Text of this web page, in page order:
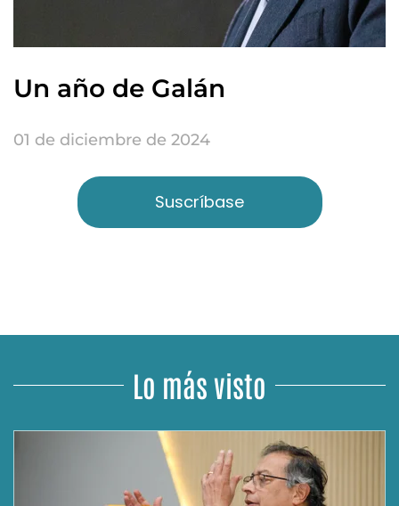
Un año de Galán
01 de diciembre de 2024
Suscríbase
Lo más visto